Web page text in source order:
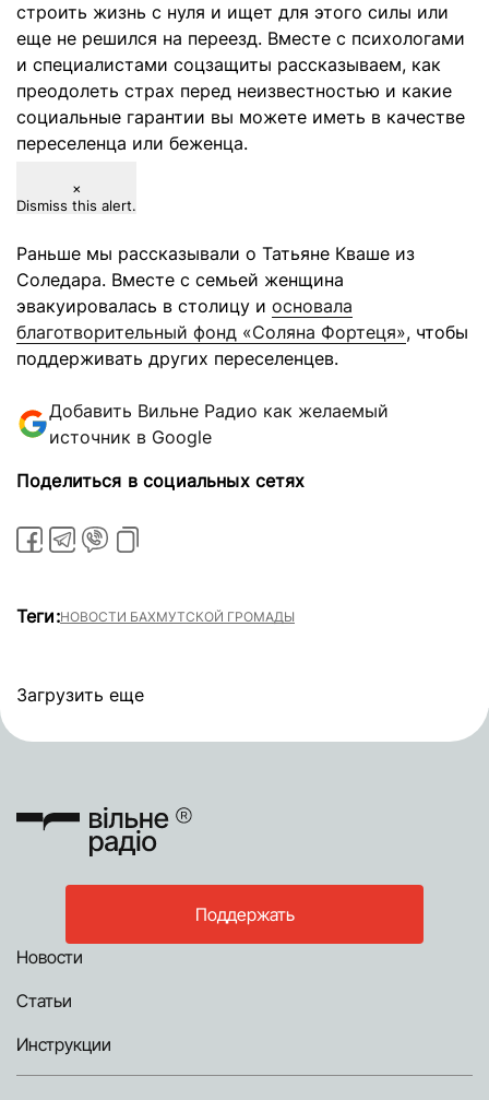
строить жизнь с нуля и ищет для этого силы или
еще не решился на переезд. Вместе с психологами
и специалистами соцзащиты рассказываем, как
преодолеть страх перед неизвестностью и какие
социальные гарантии вы можете иметь в качестве
переселенца или беженца.
×
Dismiss this alert.
Раньше мы рассказывали о Татьяне Кваше из
Соледара. Вместе с семьей женщина
эвакуировалась в столицу и основала
благотворительный фонд «Соляна Фортеця», чтобы
поддерживать других переселенцев.
Добавить Вильне Радио как желаемый
источник в Google
Поделиться в социальных сетях
Теги:НОВОСТИ БАХМУТСКОЙ ГРОМАДЫ
Загрузить еще
Поддержать
Новости
Статьи
Инструкции